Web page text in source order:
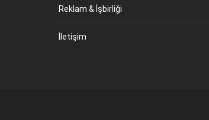
Reklam & İşbirliği
İletişim